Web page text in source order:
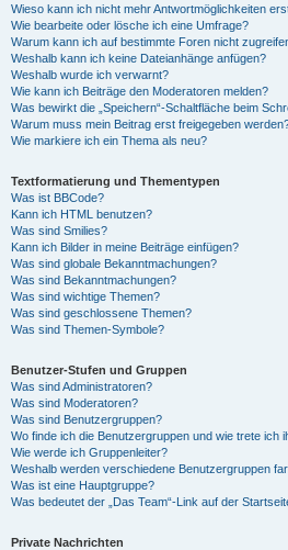
Wieso kann ich nicht mehr Antwortmöglichkeiten
Wie bearbeite oder lösche ich eine Umfrage?
Warum kann ich auf bestimmte Foren nicht
Weshalb kann ich keine Dateianhänge anfügen?
Weshalb wurde ich verwarnt?
Wie kann ich Beiträge den Moderatoren melden?
Was bewirkt die „Speichern“-Schaltfläche beim
Warum muss mein Beitrag erst freigegeben
Wie markiere ich ein Thema als neu?
Textformatierung und Thementypen
Was ist BBCode?
Kann ich HTML benutzen?
Was sind Smilies?
Kann ich Bilder in meine Beiträge einfügen?
Was sind globale Bekanntmachungen?
Was sind Bekanntmachungen?
Was sind wichtige Themen?
Was sind geschlossene Themen?
Was sind Themen-Symbole?
Benutzer-Stufen und Gruppen
Was sind Administratoren?
Was sind Moderatoren?
Was sind Benutzergruppen?
Wo finde ich die Benutzergruppen und wie trete ich
Wie werde ich Gruppenleiter?
Weshalb werden verschiedene Benutzergruppen
Was ist eine Hauptgruppe?
Was bedeutet der „Das Team“-Link auf der
Private Nachrichten